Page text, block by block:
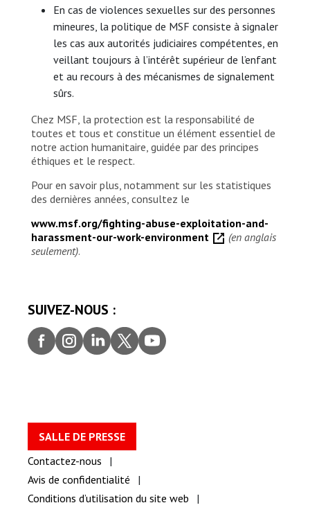
En cas de violences sexuelles sur des personnes
mineures, la politique de MSF consiste à signaler
les cas aux autorités judiciaires compétentes, en
veillant toujours à l’intérêt supérieur de l’enfant
et au recours à des mécanismes de signalement
sûrs.
Chez MSF, la protection est la responsabilité de
toutes et tous et constitue un élément essentiel de
notre action humanitaire, guidée par des principes
éthiques et le respect.
Pour en savoir plus, notamment sur les statistiques
des dernières années, consultez le
www.msf.org/fighting-abuse-exploitation-and-
harassment-our-work-environment
(en anglais
seulement).
SUIVEZ-NOUS :
Faceb
ook
Insta
gram
Linke
dIn
Twitt
er
youtu
be
SALLE DE PRESSE
Contactez-nous
Avis de confidentialité
Conditions d’utilisation du site web